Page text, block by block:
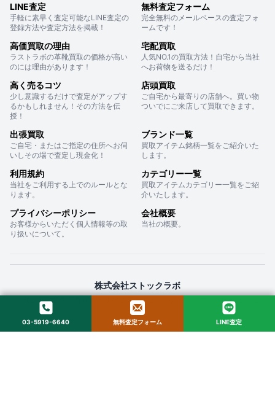
LINE査定
手軽に素早く査定可能なLINE査定の
登録方法や査定方法を掲載！
無料査定フォーム
完全無料のメールベースの査定フォ
ームです！
高価買取の理由
ラストラボの革靴買取の価格が高い
のには理由があります！
宅配買取
人気NO.1の買取方法！自宅から当社
へお荷物を送るだけ！
高く売るコツ
少し意識するだけで査定がアップす
るかもしれません！その方法を伝
授！
店頭買取
ご自宅から最寄りの店舗へ。買い物
ついでにご来店して買取できます。
出張買取
ご自宅・またはご指定の住所へお伺
いしその場で査定し現金化！
ブランド一覧
買取アイテム銘柄一覧をご紹介いた
します。
利用規約
当社をご利用する上でのルールとな
ります。
カテゴリー一覧
買取アイテムカテゴリー一覧をご紹
介いたします。
プライバシーポリシー
お客様からいただく個人情報等の取
り扱いについて。
会社概要
当社の概要。
株式会社ストックラボ
〒160-0022 東京都新宿区新宿２丁目１２−１６ セントフォービル ２０３
© 2025 StockLab. All Rights Reserved.
03-5919-6640 無料査定フォーム LINE査定